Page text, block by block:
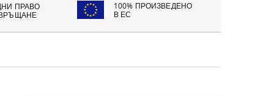
ПРАВО
100% ПРОИЗВЕДЕНО
В ЕС